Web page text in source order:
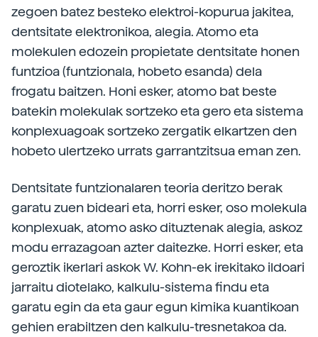
zegoen batez besteko elektroi-kopurua jakitea,
dentsitate elektronikoa, alegia. Atomo eta
molekulen edozein propietate dentsitate honen
funtzioa (funtzionala, hobeto esanda) dela
frogatu baitzen. Honi esker, atomo bat beste
batekin molekulak sortzeko eta gero eta sistema
konplexuagoak sortzeko zergatik elkartzen den
hobeto ulertzeko urrats garrantzitsua eman zen.
Dentsitate funtzionalaren teoria deritzo berak
garatu zuen bideari eta, horri esker, oso molekula
konplexuak, atomo asko dituztenak alegia, askoz
modu errazagoan azter daitezke. Horri esker, eta
geroztik ikerlari askok W. Kohn-ek irekitako ildoari
jarraitu diotelako, kalkulu-sistema findu eta
garatu egin da eta gaur egun kimika kuantikoan
gehien erabiltzen den kalkulu-tresnetakoa da.